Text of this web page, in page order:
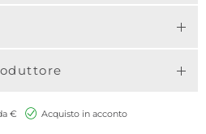
€
Acquisto in acconto